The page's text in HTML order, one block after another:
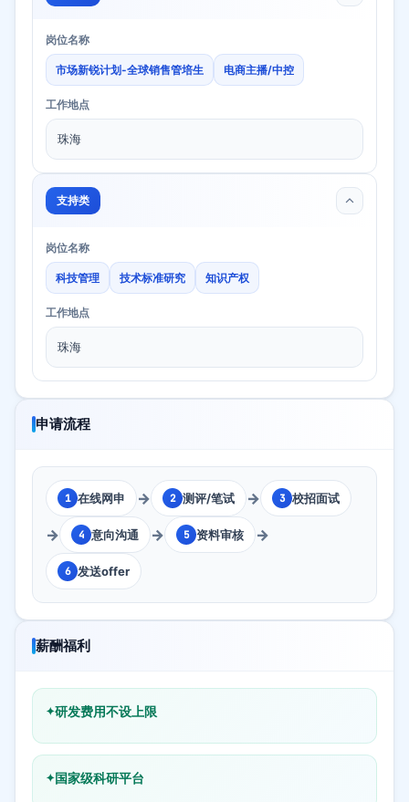
岗位名称
市场新锐计划-全球销售管培生 电商主播/中控
工作地点
珠海
支持类
岗位名称
科技管理 技术标准研究 知识产权
工作地点
珠海
申请流程
1 在线网申 → 2 测评/笔试 → 3 校招面试
→ 4 意向沟通 → 5 资料审核 →
6 发送offer
薪酬福利
研发费用不设上限
国家级科研平台